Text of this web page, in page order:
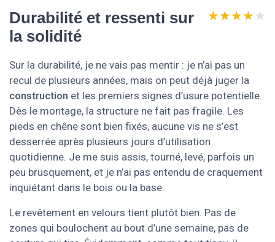
Durabilité et ressenti sur
la solidité
★★★★★
★★★★★
Sur la durabilité, je ne vais pas mentir : je n’ai pas un
recul de plusieurs années, mais on peut déjà juger la
construction et les premiers signes d’usure potentielle.
Dès le montage, la structure ne fait pas fragile. Les
pieds en chêne sont bien fixés, aucune vis ne s’est
desserrée après plusieurs jours d’utilisation
quotidienne. Je me suis assis, tourné, levé, parfois un
peu brusquement, et je n’ai pas entendu de craquement
inquiétant dans le bois ou la base.
Le revêtement en velours tient plutôt bien. Pas de
zones qui boulochent au bout d’une semaine, pas de